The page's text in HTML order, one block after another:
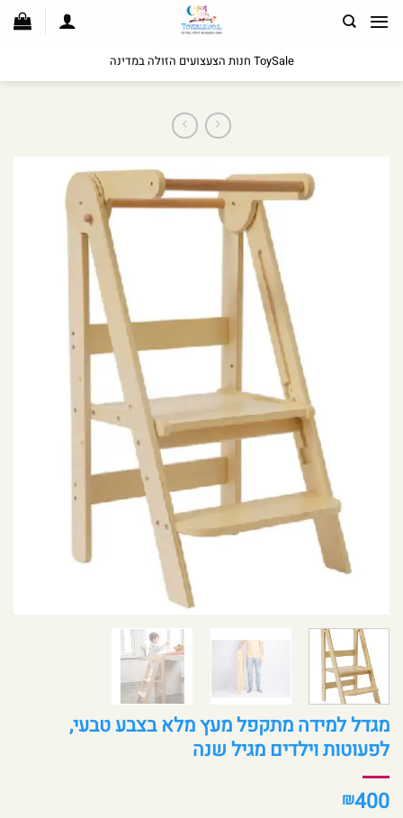
לתוכן
ToySale חנות הצעצועים הזולה במדינה
מגדל למידה מתקפל מעץ מלא בצבע טבעי,
לפעוטות וילדים מגיל שנה
₪400